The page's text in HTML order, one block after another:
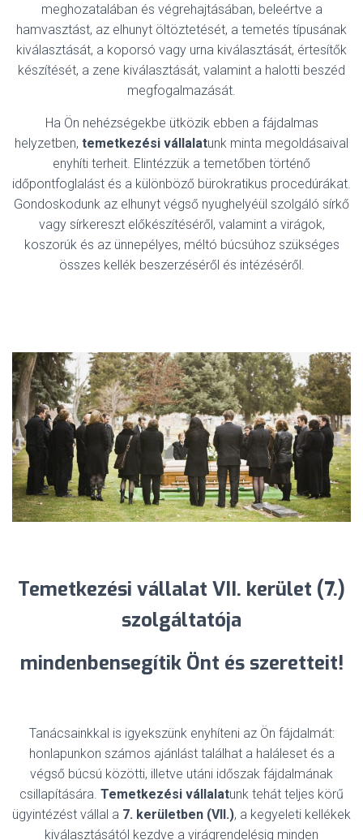
meghozatalában és végrehajtásában, beleértve a
hamvasztást, az elhunyt öltöztetését, a temetés típusának
kiválasztását, a koporsó vagy urna kiválasztását, értesítők
készítését, a zene kiválasztását, valamint a halotti beszéd
megfogalmazását.
Ha Ön nehézségekbe ütközik ebben a fájdalmas
helyzetben, temetkezési vállalatunk minta megoldásaival
enyhíti terheit. Elintézzük a temetőben történő
időpontfoglalást és a különböző bürokratikus procedúrákat.
Gondoskodunk az elhunyt végső nyughelyéül szolgáló sírkő
vagy sírkereszt előkészítéséről, valamint a virágok,
koszorúk és az ünnepélyes, méltó búcsúhoz szükséges
összes kellék beszerzéséről és intézéséről.
Temetkezési vállalat VII. kerület (7.)
szolgáltatója
mindenbensegítik Önt és szeretteit!
Tanácsainkkal is igyekszünk enyhíteni az Ön fájdalmát:
honlapunkon számos ajánlást találhat a haláleset és a
végső búcsú közötti, illetve utáni időszak fájdalmának
csillapítására. Temetkezési vállalatunk tehát teljes körű
ügyintézést vállal a 7. kerületben (VII.), a kegyeleti kellékek
kiválasztásától kezdve a virágrendelésig minden